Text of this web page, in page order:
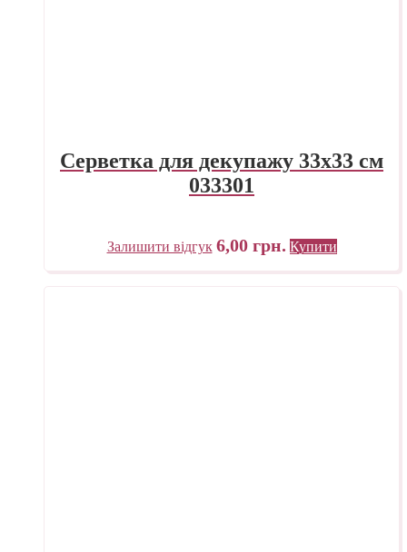
Серветка для декупажу 33х33 см
033301
Залишити відгук 6,00 грн. Купити